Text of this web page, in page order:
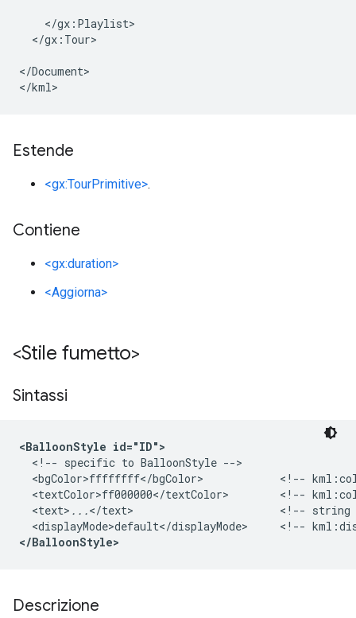
    </gx:Playlist>
  </gx:Tour>
</Document>
</kml>
Estende
<gx:TourPrimitive>.
Contiene
<gx:duration>
<Aggiorna>
<Stile fumetto>
Sintassi
<BalloonStyle id="ID">
  <!-- specific to BalloonStyle -->
<bgColor>ffffffff</bgColor>            <!--
<textColor>ff000000</textColor>        <!--
  <text>
...</text>                       <!-- string
<displayMode>default</displayMode>
<!--
</BalloonStyle>
Descrizione